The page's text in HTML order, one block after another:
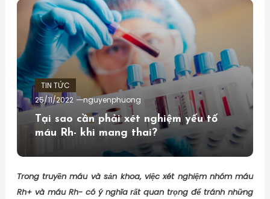
TIN TỨC
25/11/2022
nguyenphuong
Tại sao cần phải xét nghiệm yếu tố
máu Rh- khi mang thai?
Trong truyền máu và sản khoa, việc xét nghiệm nhóm máu
Rh+ và máu Rh- có ý nghĩa rất quan trọng để tránh những